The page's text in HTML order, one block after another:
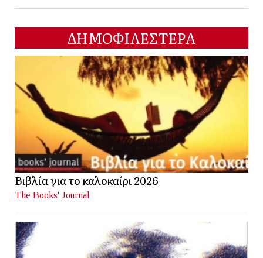
ΔΗΜΟΦΙΛΕΣΤΕΡΑ
Βιβλία για το καλοκαίρι 2026
The Books' Journal